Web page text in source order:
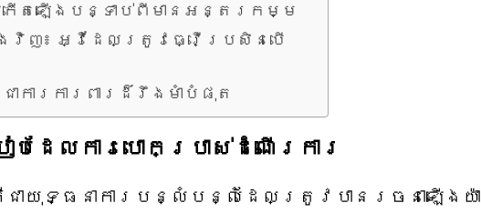
កើតឡើងបន្ទាប់ពីមានអន្តរកម្ម
វិញ៖ អ្វីដែលត្រូវធ្វើប្រសិនបើ
ការការពារដ៏រឹងមាំបំផុត
បដែលការបោកប្រាស់ដំណើរការ
គឺជាយុទ្ធនាការបន្លំបន្លំដែលត្រូវបានរចនាឡើងយ៉